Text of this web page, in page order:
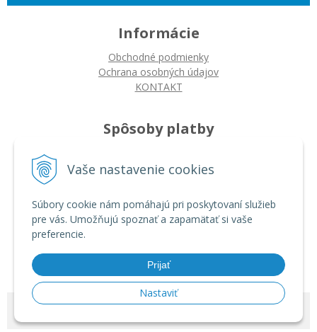
Vaše nastavenie cookies
Súbory cookie nám pomáhajú pri poskytovaní služieb
pre vás. Umožňujú spoznať a zapamätať si vaše
preferencie.
Prijať
Nastaviť
Informácie
Obchodné podmienky
Ochrana osobných údajov
KONTAKT
Spôsoby platby
Platba bankovým prevodom
Ako nakupovať
Autorizované servisy
© 2026 ARDIN •tvorba eshopu cez UNIobchod,webhostingspoločnosti